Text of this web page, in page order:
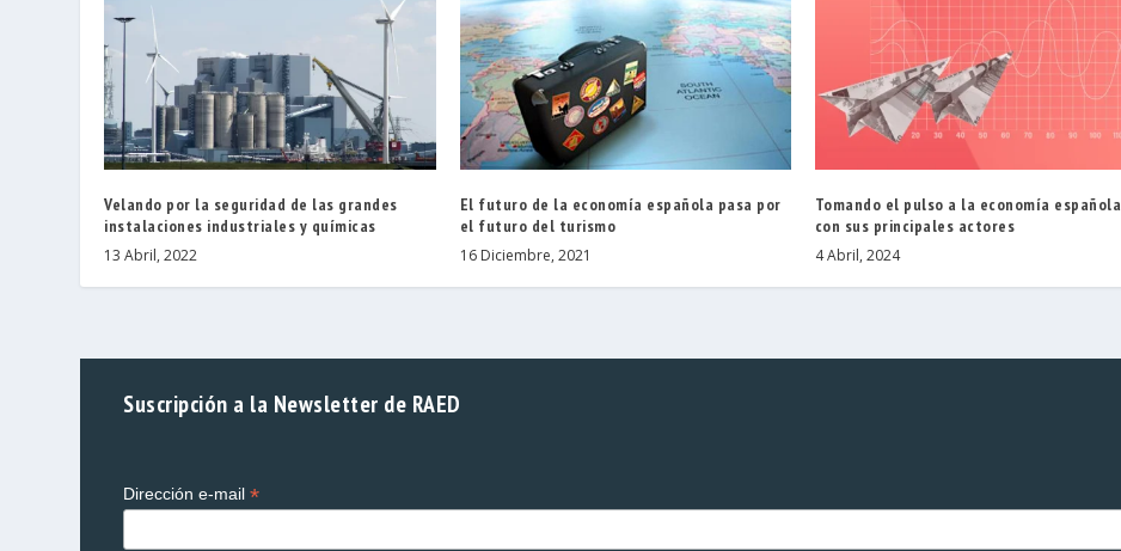
Velando por la seguridad de las grandes
instalaciones industriales y químicas
13 Abril, 2022
El futuro de la economía española pasa por
el futuro del turismo
16 Diciembre, 2021
Tomando el pulso a la economía española
con sus principales actores
4 Abril, 2024
Suscripción a la Newsletter de RAED
Dirección e-mail*